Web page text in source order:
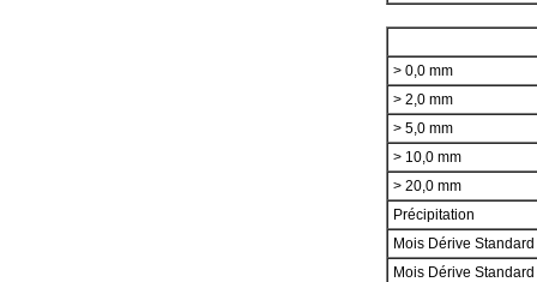
> 0,0 mm
> 2,0 mm
> 5,0 mm
> 10,0 mm
> 20,0 mm
Précipitation
Mois Dérive Standard
Mois Dérive Standard